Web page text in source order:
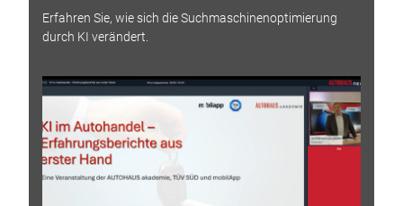
Erfahren Sie, wie sich die Suchmaschinenoptimierung
durch KI verändert.